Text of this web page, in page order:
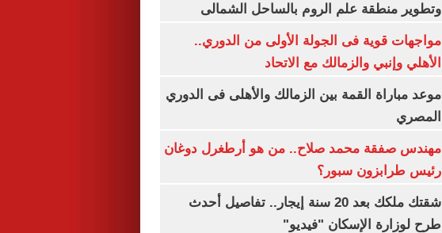
وتطوير منطقة علم الروم بالساحل الشمالى
مواجهات قوية فى الجولة الأولى من الدوري..
الأهلي وإنبي والزمالك مع الاتحاد
موعد مباراة القمة بين الزمالك والأهلى فى الدوري
المصري
مهندس صفقة محمد صلاح.. من هو أرطغرل دوغان
رئيس طرابزون سبور؟
شقتك ملكك بعد 20 سنة إيجار.. تفاصيل أحدث
طرح لوزارة الإسكان "فيديو"